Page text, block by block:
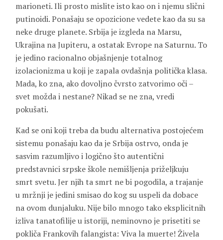
marioneti. Ili prosto mislite isto kao on i njemu slični
putinoidi. Ponašaju se opozicione vedete kao da su sa
neke druge planete. Srbija je izgleda na Marsu,
Ukrajina na Jupiteru, a ostatak Evrope na Saturnu. To
je jedino racionalno objašnjenje totalnog
izolacionizma u koji je zapala ovdašnja politička klasa.
Mada, ko zna, ako dovoljno čvrsto zatvorimo oči –
svet možda i nestane? Nikad se ne zna, vredi
pokušati.
Kad se oni koji treba da budu alternativa postojećem
sistemu ponašaju kao da je Srbija ostrvo, onda je
sasvim razumljivo i logično što autentični
predstavnici srpske škole nemišljenja priželjkuju
smrt svetu. Jer njih ta smrt ne bi pogodila, a trajanje
u mržnji je jedini smisao do kog su uspeli da dobace
na ovom dunjaluku. Nije bilo mnogo tako eksplicitnih
izliva tanatofilije u istoriji, neminovno je prisetiti se
pokliča Frankovih falangista: Viva la muerte! Živela